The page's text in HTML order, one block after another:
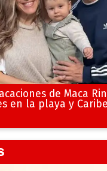
de Maca
en la playa y